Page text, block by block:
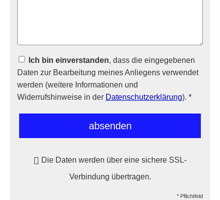
Ich bin einverstanden, dass die eingegebenen
Daten zur Bearbeitung meines Anliegens verwendet
werden (weitere Informationen und
Widerrufshinweise in der Datenschutzerklärung). *
absenden
Die Daten werden über eine sichere SSL-
Verbindung übertragen.
* Pflichtfeld